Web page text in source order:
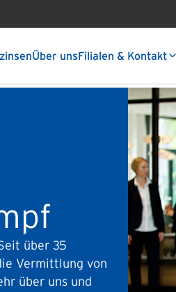
Über unsFilialen & Kontakt
über 35
Vermittlung von
über uns und